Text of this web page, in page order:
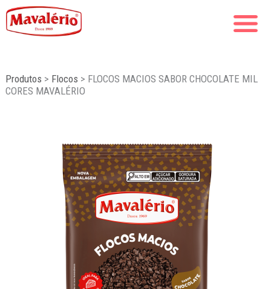
Produtos > Flocos > FLOCOS MACIOS SABOR CHOCOLATE MIL
CORES MAVALÉRIO